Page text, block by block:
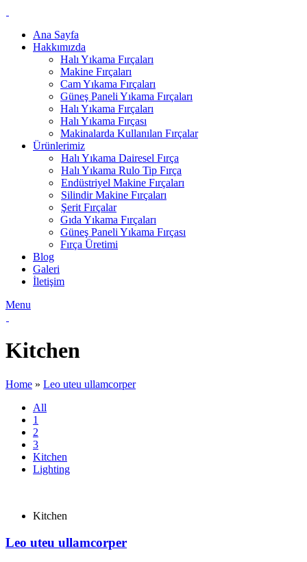
Ana Sayfa
Hakkımızda
Halı Yıkama Fırçaları
Makine Fırçaları
Cam Yıkama Fırçaları
Güneş Paneli Yıkama Fırçaları
Halı Yıkama Fırçaları
Halı Yıkama Fırçası
Makinalarda Kullanılan Fırçalar
Ürünlerimiz
Halı Yıkama Dairesel Fırça
Halı Yıkama Rulo Tip Fırça
Endüstriyel Makine Fırçaları
Silindir Makine Fırçaları
Şerit Fırçalar
Gıda Yıkama Fırçaları
Güneş Paneli Yıkama Fırçası
Fırça Üretimi
Blog
Galeri
İletişim
Menu
Kitchen
Home » Leo uteu ullamcorper
All
1
2
3
Kitchen
Lighting
Kitchen
Leo uteu ullamcorper